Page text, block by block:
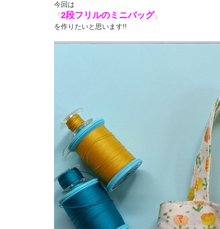
今回は
『2段フリルの ミニバッグ』
を作りたいと思います!!